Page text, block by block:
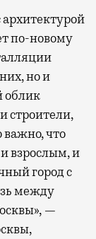
по-новому
но и
облик
строители,
что
взрослым, и
город с
между
—